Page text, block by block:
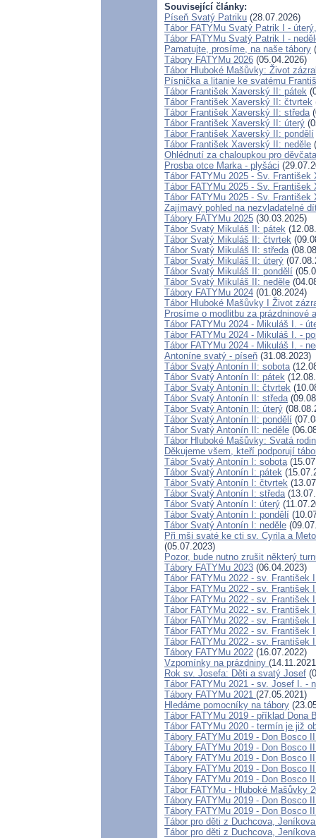
Související články:
Píseň Svatý Patriku (28.07.2026)
Tábor FATYMu Svatý Patrik I -
Tábor FATYMu Svatý Patrik I -
Pamatujte, prosíme, na naše tábory
Tábory FATYMu 2026 (05.04.2026)
Tábor Hluboké Mašůvky: Život
Písnička a litanie ke svatému
Tábor František Xaverský II: pátek
Tábor František Xaverský II: čtvrtek
Tábor František Xaverský II: středa
Tábor František Xaverský II: úterý
Tábor František Xaverský II: pondělí
Tábor František Xaverský II: neděle
Ohlédnutí za chaloupkou pro
Prosba otce Marka - plyšáci
Tábor FATYMu 2025 - Sv.
Tábor FATYMu 2025 - Sv.
Tábor FATYMu 2025 - Sv.
Zajímavý pohled na nezvladatelné
Tábory FATYMu 2025 (30.03.2025)
Tábor Svatý Mikuláš II: pátek
Tábor Svatý Mikuláš II: čtvrtek
Tábor Svatý Mikuláš II: středa
Tábor Svatý Mikuláš II: úterý
Tábor Svatý Mikuláš II: pondělí
Tábor Svatý Mikuláš II: neděle
Tábory FATYMu 2024 (01.08.2024)
Tábor Hluboké Mašůvky I Život
Prosíme o modlitbu za prázdninové
Tábor FATYMu 2024 - Mikuláš I. -
Tábor FATYMu 2024 - Mikuláš I. -
Tábor FATYMu 2024 - Mikuláš I. -
Antoníne svatý - píseň (31.08.2023)
Tábor Svatý Antonín II: sobota
Tábor Svatý Antonín II: pátek
Tábor Svatý Antonín II: čtvrtek
Tábor Svatý Antonín II: středa
Tábor Svatý Antonín II: úterý
Tábor Svatý Antonín II: pondělí
Tábor Svatý Antonín II: neděle
Tábor Hluboké Mašůvky: Svatá
Děkujeme všem, kteří podporují
Tábor Svatý Antonín I: sobota
Tábor Svatý Antonín I: pátek
Tábor Svatý Antonín I: čtvrtek
Tábor Svatý Antonín I: středa
Tábor Svatý Antonín I: úterý
Tábor Svatý Antonín I: pondělí
Tábor Svatý Antonín I: neděle
Při mši svaté ke cti sv. Cyrila a
(05.07.2023)
Pozor, bude nutno zrušit některý
Tábory FATYMu 2023 (06.04.2023)
Tábor FATYMu 2022 - sv. František
Tábor FATYMu 2022 - sv. František
Tábor FATYMu 2022 - sv. František
Tábor FATYMu 2022 - sv. František
Tábor FATYMu 2022 - sv. František
Tábor FATYMu 2022 - sv. František
Tábor FATYMu 2022 - sv. František
Tábory FATYMu 2022 (16.07.2022)
Vzpomínky na prázdniny
Rok sv. Josefa: Děti a svatý Josef
Tábor FATYMu 2021 - sv. Josef I. -
Tábory FATYMu 2021 (27.05.2021)
Hledáme pomocníky na tábory
Tábor FATYMu 2019 - příklad Dona
Tábor FATYMu 2020 - termín je již
Tábory FATYMu 2019 - Don Bosco
Tábory FATYMu 2019 - Don Bosco
Tábory FATYMu 2019 - Don Bosco
Tábory FATYMu 2019 - Don Bosco
Tábory FATYMu 2019 - Don Bosco
Tábor FATYMu - Hluboké Mašůvky
Tábory FATYMu 2019 - Don Bosco
Tábory FATYMu 2019 - Don Bosco
Tábor pro děti z Duchcova,
Tábor pro děti z Duchcova,